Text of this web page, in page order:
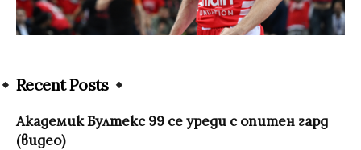
Recent Posts
Академик Бултекс 99 се уреди с опитен гард
(видео)